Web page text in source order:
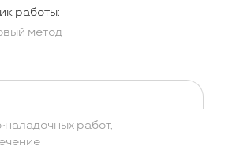
работы:
метод
работ,